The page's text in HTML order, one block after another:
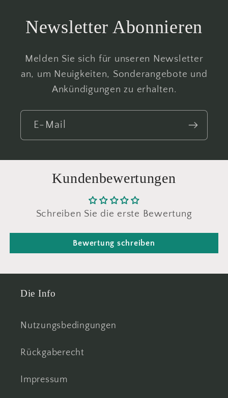
Newsletter Abonnieren
Melden Sie sich für unseren Newsletter
an, um Neuigkeiten, Sonderangebote und
Ankündigungen zu erhalten.
E-Mail
Kundenbewertungen
Schreiben Sie die erste Bewertung
Bewertung schreiben
Die Info
Nutzungsbedingungen
Rückgaberecht
Impressum